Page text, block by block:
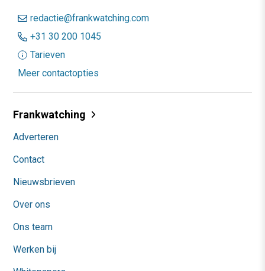
redactie@frankwatching.com
+31 30 200 1045
Tarieven
Meer contactopties
Frankwatching
Adverteren
Contact
Nieuwsbrieven
Over ons
Ons team
Werken bij